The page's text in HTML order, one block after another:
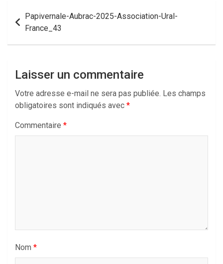
Navigation
de
l’article
Papivernale-Aubrac-2025-Association-Ural-
France_43
Laisser un commentaire
Votre adresse e-mail ne sera pas publiée. Les champs
obligatoires sont indiqués avec *
Commentaire *
Nom *